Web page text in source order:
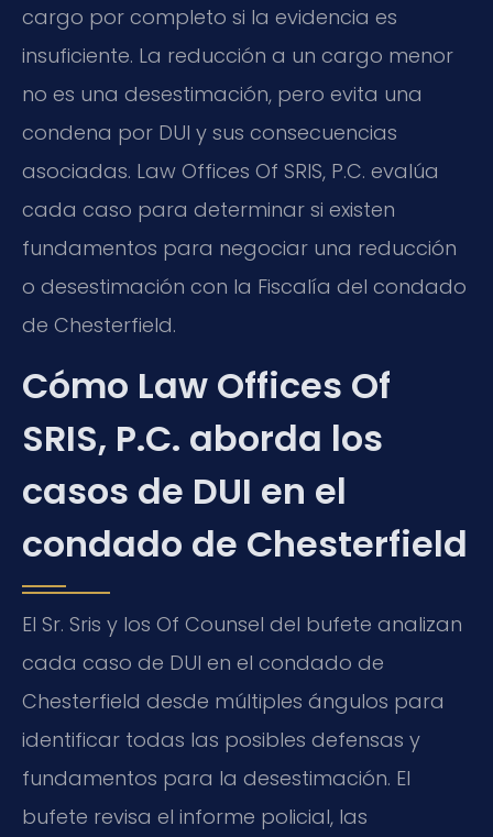
cargo por completo si la evidencia es
insuficiente. La reducción a un cargo menor
no es una desestimación, pero evita una
condena por DUI y sus consecuencias
asociadas. Law Offices Of SRIS, P.C. evalúa
cada caso para determinar si existen
fundamentos para negociar una reducción
o desestimación con la Fiscalía del condado
de Chesterfield.
Cómo Law Offices Of
SRIS, P.C. aborda los
casos de DUI en el
condado de Chesterfield
El Sr. Sris y los Of Counsel del bufete analizan
cada caso de DUI en el condado de
Chesterfield desde múltiples ángulos para
identificar todas las posibles defensas y
fundamentos para la desestimación. El
bufete revisa el informe policial, las